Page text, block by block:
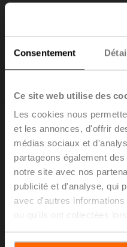
Consentement
Ce site web utilise des
Les cookies nous
et les annonces, d'offrir
médias sociaux et
partageons également
notre site avec nos
publicité et d'analyse, qui
avec d'autres
ou qu'ils ont collectées
refroidissement
Découvrez notre dernière